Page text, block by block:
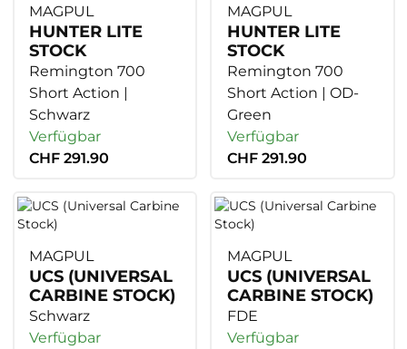
MAGPUL
HUNTER LITE
STOCK
Remington 700
Short Action |
Schwarz
Verfügbar
CHF 291.90
MAGPUL
HUNTER LITE
STOCK
Remington 700
Short Action | OD-
Green
Verfügbar
CHF 291.90
MAGPUL
UCS (UNIVERSAL
CARBINE STOCK)
Schwarz
Verfügbar
MAGPUL
UCS (UNIVERSAL
CARBINE STOCK)
FDE
Verfügbar